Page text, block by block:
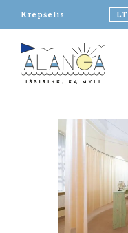
Krepšelis LT